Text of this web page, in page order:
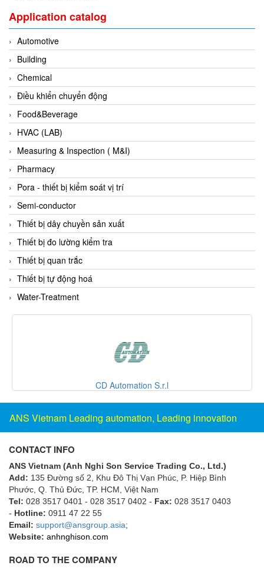
Eurotherm Vietnam
Eurovent
Evoqua
EXAIR
Exergen
Exide Technologies Vietnam
EXOR
FAIRCHILD
FANUC
FDM/ F.lli Della Marca Srl
FEIN
Felm
FESTO
FHF (EATON Crouse-Hinds)
Fife/ Maxcess
Fimet
Fine Suntronix
Fischer
Fisher
FISO Vietnam
Flexaust
Flexim
FLIR
FLOMAG
flotron
Application catalog
Automotive
Building
Chemical
Điều khiển chuyển động
Food&Beverage
HVAC (LAB)
Measuring & Inspection ( M&I)
Pharmacy
Pora - thiết bị kiểm soát vị trí
Semi-conductor
Thiết bị dây chuyền sản xuất
Thiết bị đo lường kiểm tra
Thiết bị quan trắc
Thiết bị tự động hoá
Water-Treatment
CD Automation S.r.l
ANS Vietnam Leading automation, Leading innovation
CONTACT INFO
ANS Vietnam (Anh Nghi Son Service Trading Co., Ltd.)
Add: 135 Đường số 2, Khu Đô Thị Vạn Phúc, P. Hiệp Bình
Phước, Q. Thủ Đức, TP. HCM , Việt Nam
Tel: 028 3517 0401 - 028 3517 0402 - Fax: 028 3517 0403
- Hotline: 0911 47 22 55
Email: support@ansgroup.asia;
Website: anhnghison.com
ROAD TO THE COMPANY